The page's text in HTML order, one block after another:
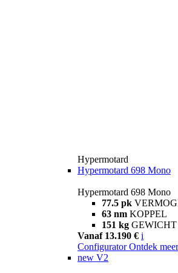
Hypermotard
Hypermotard 698 Mono
Hypermotard 698 Mono
77.5 pk
63 nm KOPPEL
151 kg GEWICHT
Vanaf 13.190 € i
Configurator Ontdek meer
new V2